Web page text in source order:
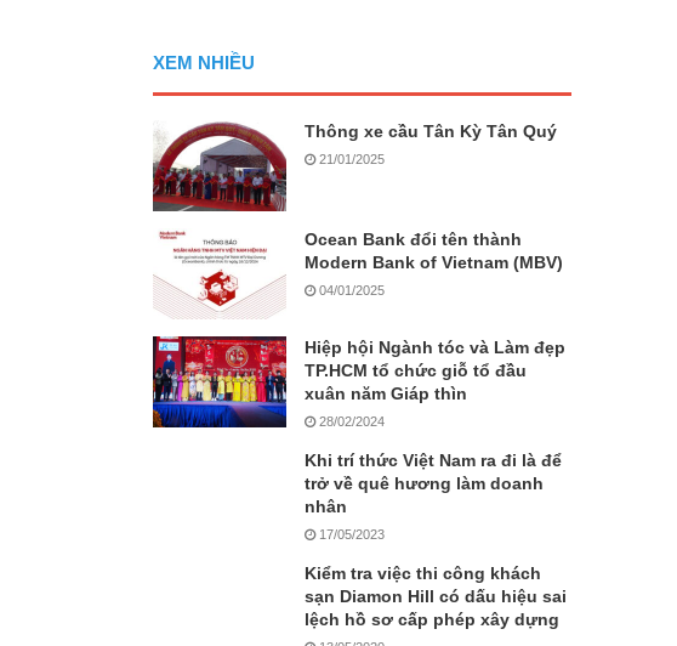
XEM NHIỀU
Thông xe cầu Tân Kỳ Tân Quý
21/01/2025
Ocean Bank đổi tên thành
Modern Bank of Vietnam (MBV)
04/01/2025
Hiệp hội Ngành tóc và Làm đẹp
TP.HCM tổ chức giỗ tổ đầu
xuân năm Giáp thìn
28/02/2024
Khi trí thức Việt Nam ra đi là để
trở về quê hương làm doanh
nhân
17/05/2023
Kiểm tra việc thi công khách
sạn Diamon Hill có dấu hiệu sai
lệch hồ sơ cấp phép xây dựng